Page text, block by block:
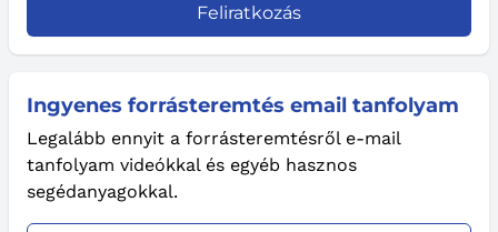
Feliratkozás
Ingyenes forrásteremtés email tanfolyam
Legalább ennyit a forrásteremtésről e-mail
tanfolyam videókkal és egyéb hasznos
segédanyagokkal.